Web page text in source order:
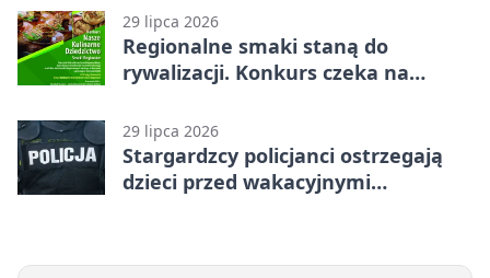
29 lipca 2026
Regionalne smaki staną do
rywalizacji. Konkurs czeka na
29 lipca 2026
Stargardzcy policjanci ostrzegają
dzieci przed wakacyjnymi